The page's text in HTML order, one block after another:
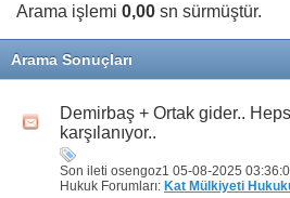
Arama işlemi 0,00 sn sürmüştür.
Arama Sonuçları
Demirbaş + Ortak gider..
karşılanıyor..
Son ileti osengoz1 05-08-2025
Hukuk Forumları: Kat Mülkiyeti